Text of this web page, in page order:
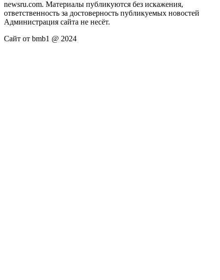
newsru.com. Материалы публикуются без искажения,
ответственность за достоверность публикуемых новостей
Администрация сайта не несёт.
Сайт от bmb1 @ 2024